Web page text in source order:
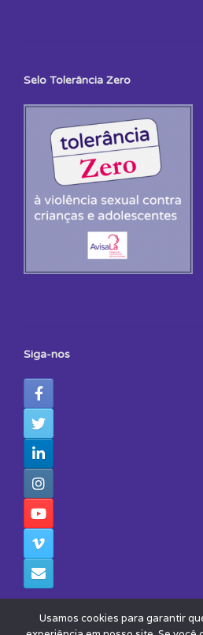
Selo Tolerância Zero
Siga-nos
Usamos cookies para garantir